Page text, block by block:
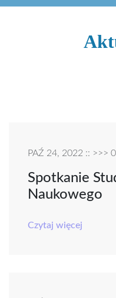
PAŹ 24, 2022 :: >>>
Spotkanie
Naukowego
Czytaj więcej